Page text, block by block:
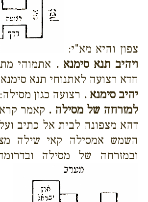
צפון והיא מא"י:
ויהיב תנא סימנא . אתמוהי
חדא רצועה לאתנוחי תנא
יהיב סימנא . רצועה כגון מסילה:
למזרחה של מסילה . קאמר
דהא מצפונה לבית אל כתיב
השמש אמסילה קאי שילה
ובמזרחה של מסילה